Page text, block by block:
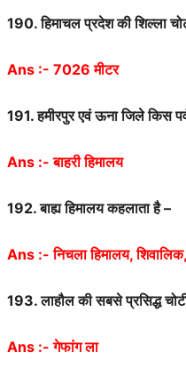
190.हिमाचल प्रदेश की शिल्ला
Ans :- 7026 मीटर
191.हमीरपुर एवं ऊना जिले किस
Ans :-बाहरी हिमालय
192.बाह्य हिमालय कहलाता है–
Ans :-निचला हिमालय,शिवालिक
193.लाहौल की सबसे प्रसिद्ध
Ans :-गेफांग ला